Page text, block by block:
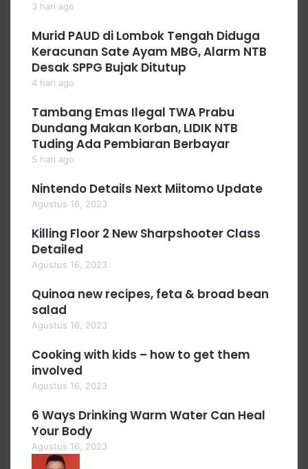
3 hari ago
Murid PAUD di Lombok Tengah Diduga
Keracunan Sate Ayam MBG, Alarm NTB
Desak SPPG Bujak Ditutup
4 hari ago
Tambang Emas Ilegal TWA Prabu
Dundang Makan Korban, LIDIK NTB
Tuding Ada Pembiaran Berbayar
5 hari ago
Nintendo Details Next Miitomo Update
Agustus 16, 2023
Killing Floor 2 New Sharpshooter Class
Detailed
Agustus 16, 2023
Quinoa new recipes, feta & broad bean
salad
Agustus 16, 2023
Cooking with kids – how to get them
involved
Agustus 16, 2023
6 Ways Drinking Warm Water Can Heal
Your Body
Agustus 16, 2023